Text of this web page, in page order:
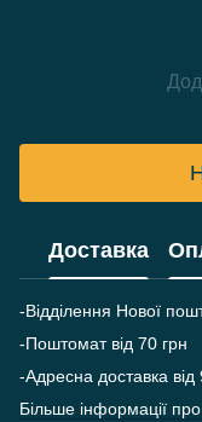
Доставка
-Відділення Нової
-Поштомат від 70 грн
-Адресна доставка від
Більше інформації